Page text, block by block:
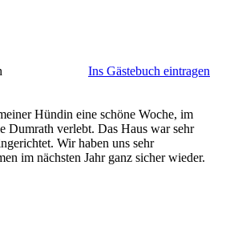
Ins Gästebuch eintragen
Hündin eine schöne Woche, im
Dumrath verlebt. Das Haus war sehr
Wir haben uns sehr
im nächsten Jahr ganz sicher wieder.